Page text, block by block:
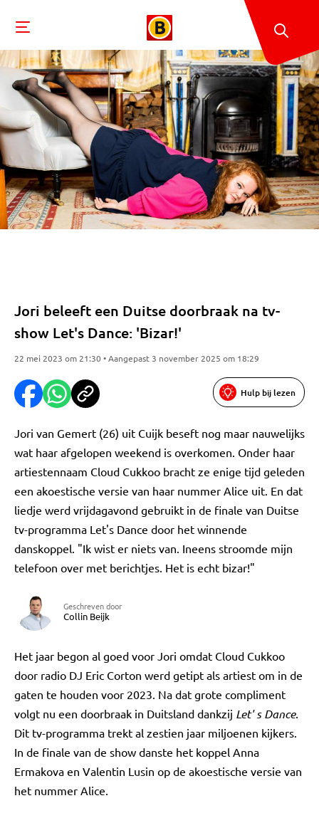
Jori beleeft een Duitse doorbraak na tv-
show Let's Dance: 'Bizar!'
22 mei 2023 om 21:30 • Aangepast 3 november 2025 om 18:29
Hulp bij lezen
Jori van Gemert (26) uit Cuijk beseft nog maar nauwelijks
wat haar afgelopen weekend is overkomen. Onder haar
artiestennaam Cloud Cukkoo bracht ze enige tijd geleden
een akoestische versie van haar nummer Alice uit. En dat
liedje werd vrijdagavond gebruikt in de finale van Duitse
tv-programma Let's Dance door het winnende
danskoppel. "Ik wist er niets van. Ineens stroomde mijn
telefoon over met berichtjes. Het is echt bizar!"
Geschreven door
Collin Beijk
Het jaar begon al goed voor Jori omdat Cloud Cukkoo
door radio DJ Eric Corton werd getipt als artiest om in de
gaten te houden voor 2023. Na dat grote compliment
volgt nu een doorbraak in Duitsland dankzij Let' s Dance.
Dit tv-programma trekt al zestien jaar miljoenen kijkers.
In de finale van de show danste het koppel Anna
Ermakova en Valentin Lusin op de akoestische versie van
het nummer Alice.